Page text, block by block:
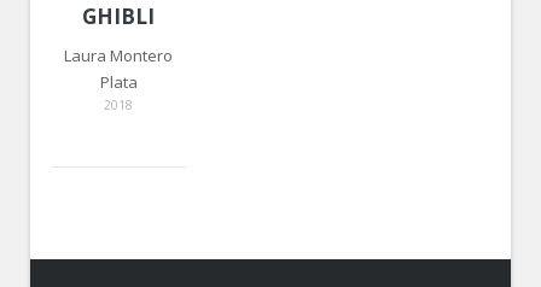
GHIBLI
Laura Montero
Plata
2018